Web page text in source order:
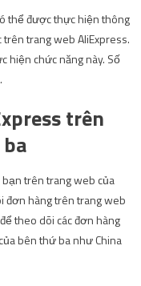
thể được thực hiện thông
trang web AliExpress.
hiện chức năng này. Số
trên
trên trang web của
đơn hàng trên trang web
theo dõi các đơn hàng
bên thứ ba như China